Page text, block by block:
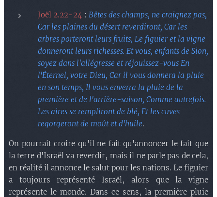
Joël 2.22-24 : Bêtes des champs, ne craignez pas,
Car les plaines du désert reverdiront, Car les
arbres porteront leurs fruits, Le figuier et la vigne
donneront leurs richesses. Et vous, enfants de Sion,
soyez dans l'allégresse et réjouissez-vous En
l'Éternel, votre Dieu, Car il vous donnera la pluie
en son temps, Il vous enverra la pluie de la
première et de l'arrière-saison, Comme autrefois.
Les aires se rempliront de blé, Et les cuves
regorgeront de moût et d'huile.
On pourrait croire qu'il ne fait qu'annoncer le fait que
la terre d'Israël va reverdir, mais il ne parle pas de cela,
en réalité il annonce le salut pour les nations. Le figuier
a toujours représenté Israël, alors que la vigne
représente le monde. Dans ce sens, la première pluie